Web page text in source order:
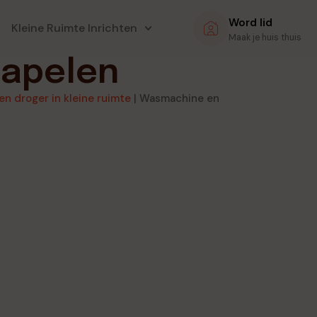
Kleine Ruimte Inrichten Word lid
Maak je huis thuis
droger in kleine ruimte| Wasmachine en